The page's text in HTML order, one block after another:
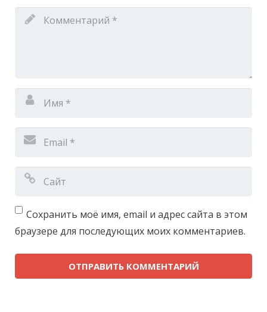
Сохранить моё имя, email и адрес сайта в этом
браузере для последующих моих комментариев.